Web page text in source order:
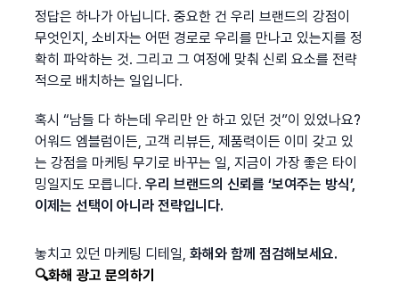
정답은 하나가 아닙니다. 중요한 건 우리 브랜드의 강점이
무엇인지, 소비자는 어떤 경로로 우리를 만나고 있는지를 정
확히 파악하는 것. 그리고 그 여정에 맞춰 신뢰 요소를 전략
적으로 배치하는 일입니다.
혹시 “남들 다 하는데 우리만 안 하고 있던 것”이 있었나요?
어워드 엠블럼이든, 고객 리뷰든, 제품력이든 이미 갖고 있
는 강점을 마케팅 무기로 바꾸는 일, 지금이 가장 좋은 타이
밍일지도 모릅니다. 우리 브랜드의 신뢰를 ‘보여주는 방식’,
이제는 선택이 아니라 전략입니다.
놓치고 있던 마케팅 디테일, 화해와 함께 점검해보세요.
🔍화해 광고 문의하기